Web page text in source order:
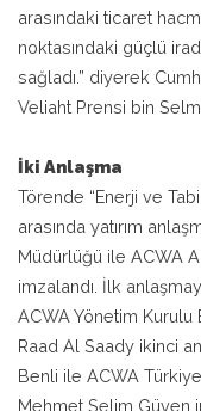
arasındaki ticaret
noktasındaki güçlü
sağladı.” diyerek
Veliaht Prensi bin
İki Anlaşma
Törende “Enerji ve
arasında yatırım
Müdürlüğü ile ACWA
imzalandı. İlk
ACWA Yönetim Kurulu
Raad Al Saady ikinci
Benli ile ACWA
Mehmet Selim Güven